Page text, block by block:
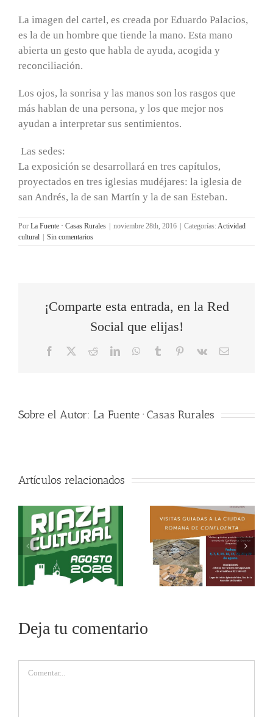
La imagen del cartel, es creada por Eduardo Palacios,
es la de un hombre que tiende la mano. Esta mano
abierta un gesto que habla de ayuda, acogida y
reconciliación.
Los ojos, la sonrisa y las manos son los rasgos que
más hablan de una persona, y los que mejor nos
ayudan a interpretar sus sentimientos.
Las sedes:
La exposición se desarrollará en tres capítulos,
proyectados en tres iglesias mudéjares: la iglesia de
san Andrés, la de san Martín y la de san Esteban.
Por La Fuente · Casas Rurales | noviembre 28th, 2016 | Categorías: Actividad
cultural | Sin comentarios
¡Comparte esta entrada, en la Red
Social que elijas!
Facebook RedditLinkedInWhatsApp
Tumblr Pinterest
Vk
Correo
Sobre el Autor: La Fuente · Casas Rurales
Artículos relacionados
Deja tu comentario